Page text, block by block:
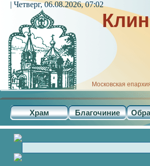
Московская
Храм Благочиние
| Четверг, 06.08.2026, 07:02